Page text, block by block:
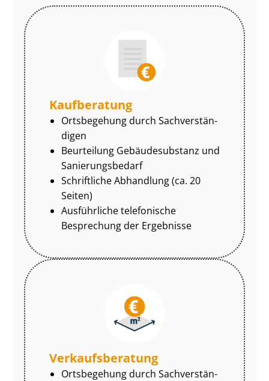
Kaufberatung
Ortsbegehung durch Sach­ver­stän­
di­gen
Beurteilung Gebäudesubstanz und
Sa­nie­rungs­be­darf
Schriftliche Abhandlung (ca. 20
Seiten)
Ausführliche telefonische
Besprechung der Ergebnisse
Ver­kaufs­be­ra­tung
Ortsbegehung durch Sach­ver­stän­